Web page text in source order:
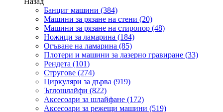
Банциг машини (384)
Машини за рязане на стени (20)
Машини за рязане на стиропор (48)
Ножици за ламарина (184)
Огъване на ламарина (85)
Плотери и машини за лазерно гравиране (33)
Рендета (101)
Стругове (274)
Циркуляри за дърва (919)
Ъглошлайфи (822)
Аксесоари за шлайфане (172)
Аксесоари за режещи машини (519)